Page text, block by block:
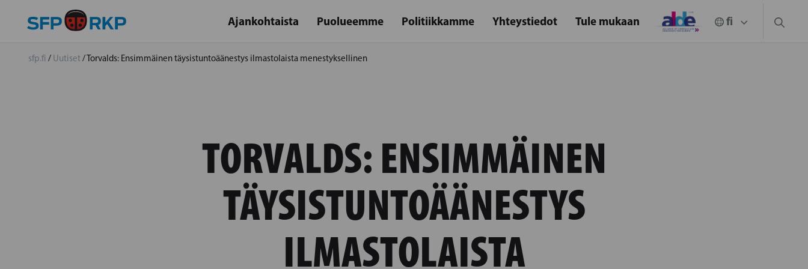
Ajankohtaista Puolueemme Politiikkamme Yhteystiedot Tule mukaan
sfp.fi / Uutiset/Torvalds: Ensimmäinen täysistuntoäänestys ilmastolaista menestyksellinen
TORVALDS: ENSIMMÄINEN
TÄYSISTUNTOÄÄNESTYS
ILMASTOLAISTA